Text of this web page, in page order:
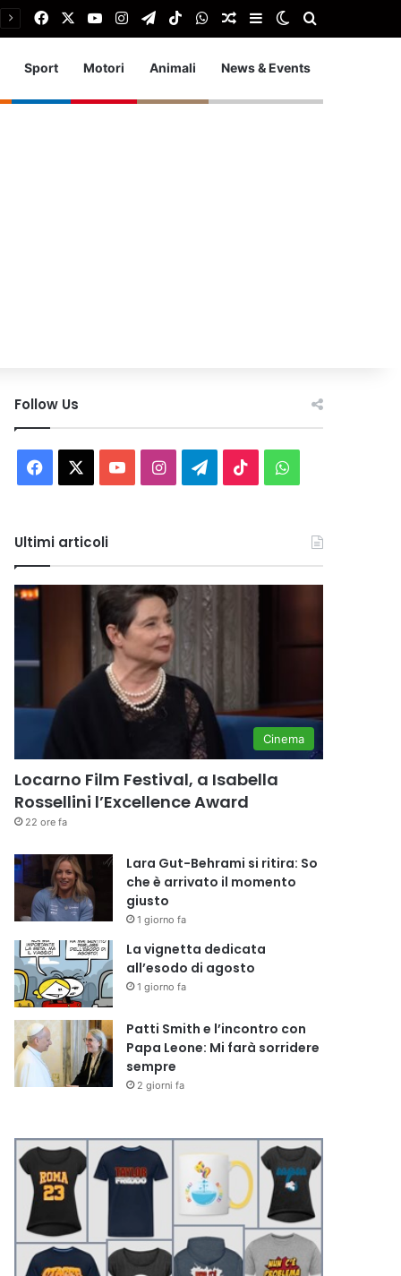
FacebookYou TubeInstagram
TelegramTikTokWhatsApp
Articolo Random
Barra laterale
Cambia aspetto
Sport Motori Animali News & Events
Follow Us
Facebook You InstagramTelegram
TikTokWhatsApp
Ultimi articoli
Cinema
Locarno Film Festival, a Isabella
Rossellini l’Excellence Award
22 ore fa
Lara Gut-Behrami si ritira: So
che è arrivato il momento
giusto
1 giorno fa
La vignetta dedicata
all’esodo di agosto
1 giorno fa
Patti Smith e l’incontro con
Papa Leone: Mi farà sorridere
sempre
2 giorni fa